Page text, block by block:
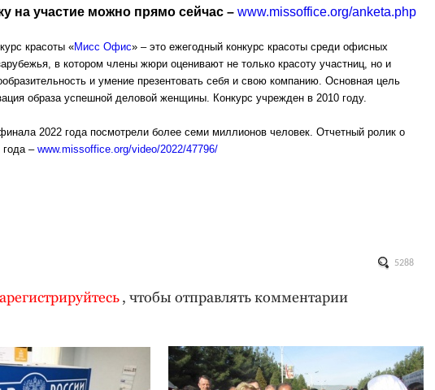
на участие можно прямо сейчас – www.missoffice.org/anketa.php
красоты «Мисс Офис» – это ежегодный конкурс красоты среди офисных
в котором члены жюри оценивают не только красоту участниц, но и
и умение презентовать себя и свою компанию. Основная цель
образа успешной деловой женщины. Конкурс учрежден в 2010 году.
2022 года посмотрели более семи миллионов человек. Отчетный ролик о
–www.missoffice.org/video/2022/47796/
, чтобы отправлять комментарии
5288